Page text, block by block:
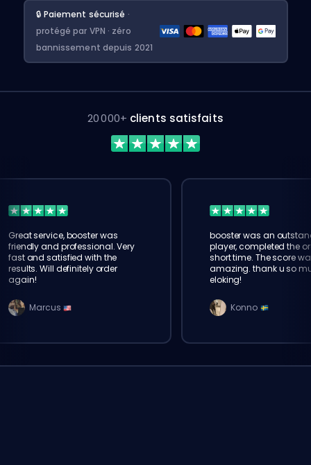
🔒 Paiement sécurisé ·
protégé par VPN · zéro
bannissement depuis 2021
20 000+ clients satisfaits
Great service, booster was
friendly and professional. Very
fast and satisfied with the
results. Will definitely order
again!
Marcus
booster was an
player, completed the
short time. The score
amazing. thank u so
eloking!
Konno